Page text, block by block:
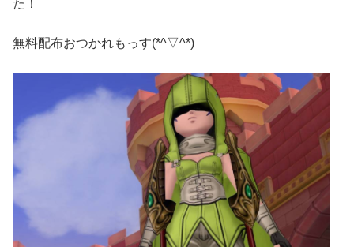
た！
無料配布おつかれもっす(*^▽^*)ゞ